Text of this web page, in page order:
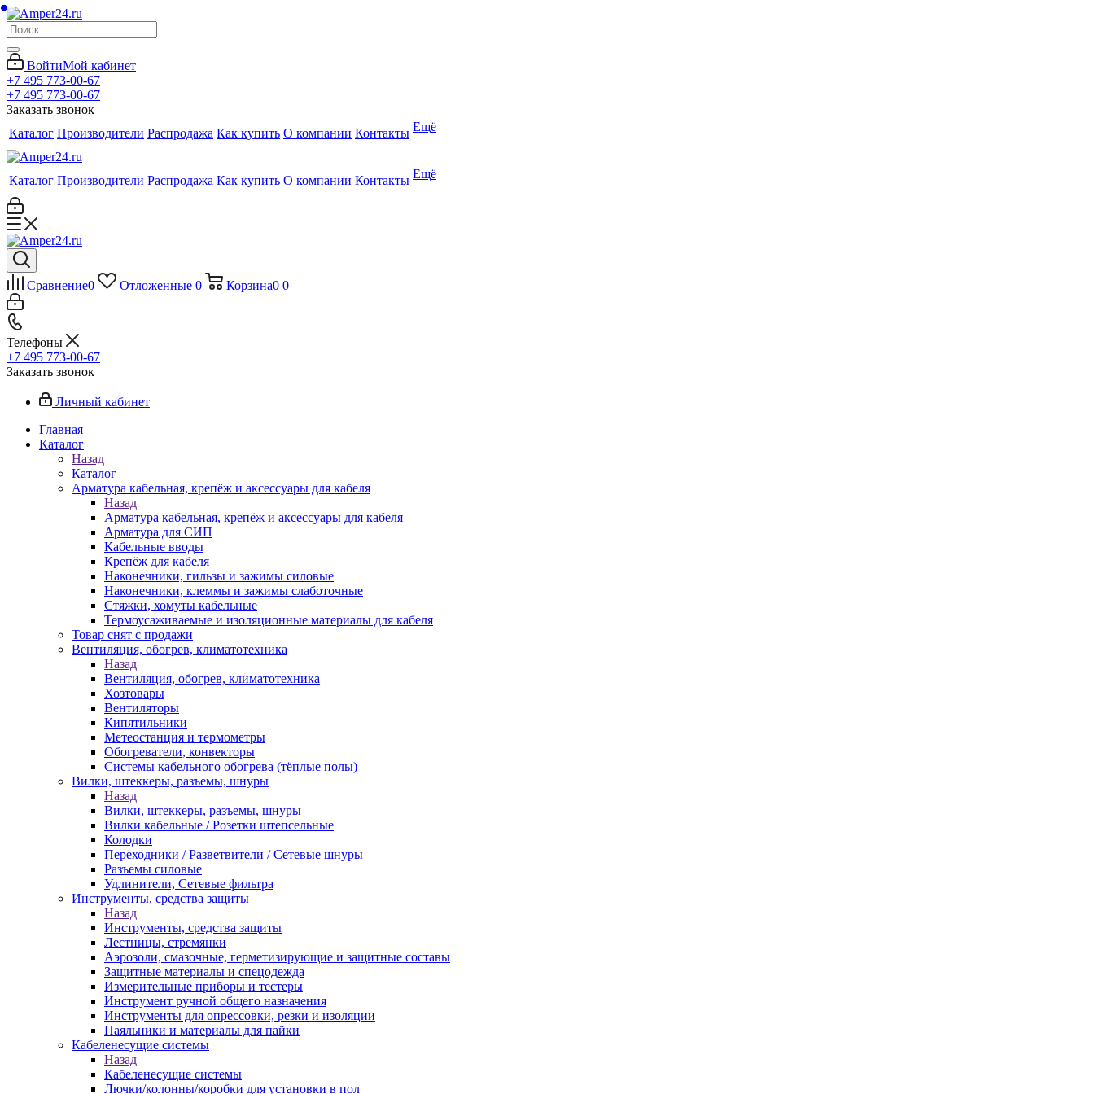
ВойтиМой кабинет
+7 495 773-00-67
+7 495 773-00-67
Заказать звонок
Каталог Производители Распродажа Как купить О компании Контакты Ещё
Каталог Производители Распродажа Как купить О компании Контакты Ещё
Сравнение0 Отложенные 0 Корзина0 0
Телефоны
+7 495 773-00-67
Заказать звонок
Личный кабинет
Главная
Каталог
Назад
Каталог
Арматура кабельная, крепёж и аксессуары для кабеля
Назад
Арматура кабельная, крепёж и аксессуары для кабеля
Арматура для СИП
Кабельные вводы
Крепёж для кабеля
Наконечники, гильзы и зажимы силовые
Наконечники, клеммы и зажимы слаботочные
Стяжки, хомуты кабельные
Термоусаживаемые и изоляционные материалы для кабеля
Товар снят с продажи
Вентиляция, обогрев, климатотехника
Назад
Вентиляция, обогрев, климатотехника
Хозтовары
Вентиляторы
Кипятильники
Метеостанция и термометры
Обогреватели, конвекторы
Системы кабельного обогрева (тёплые полы)
Вилки, штеккеры, разъемы, шнуры
Назад
Вилки, штеккеры, разъемы, шнуры
Вилки кабельные / Розетки штепсельные
Колодки
Переходники / Разветвители / Сетевые шнуры
Разъемы силовые
Удлинители, Сетевые фильтра
Инструменты, средства защиты
Назад
Инструменты, средства защиты
Лестницы, стремянки
Аэрозоли, смазочные, герметизирующие и защитные составы
Защитные материалы и спецодежда
Измерительные приборы и тестеры
Инструмент ручной общего назначения
Инструменты для опрессовки, резки и изоляции
Паяльники и материалы для пайки
Кабеленесущие системы
Назад
Кабеленесущие системы
Лючки/колонны/коробки для установки в пол